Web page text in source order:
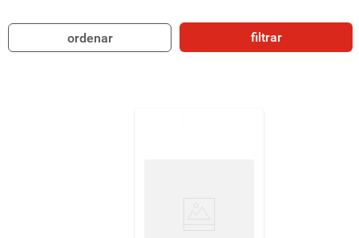
ordenar filtrar
macarrão